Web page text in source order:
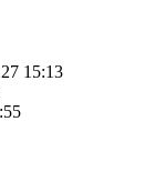
15:13